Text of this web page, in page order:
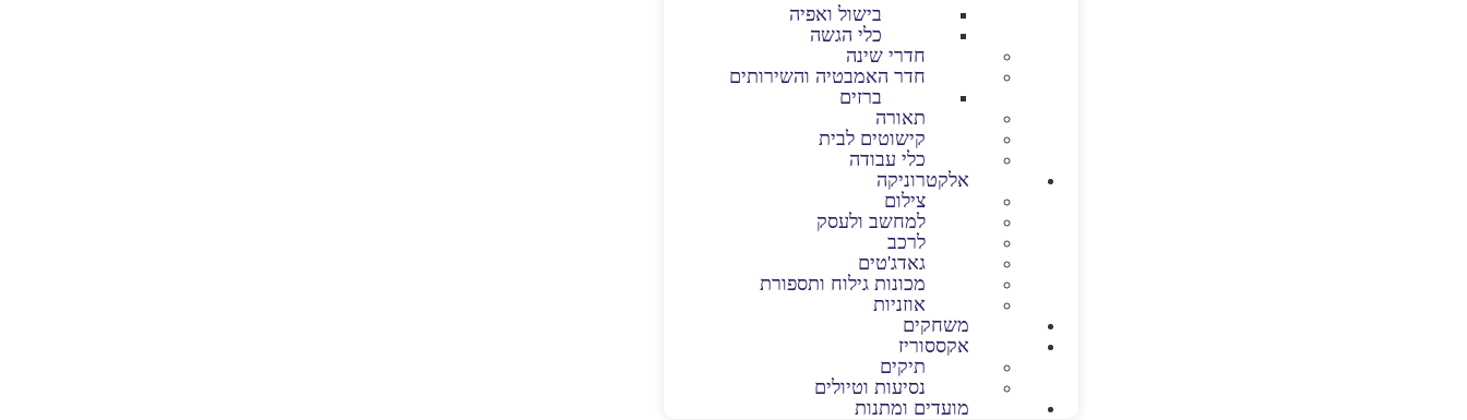
בישול ואפיה
כלי הגשה
חדרי שינה
חדר האמבטיה והשירותים
ברזים
תאורה
קישוטים לבית
כלי עבודה
אלקטרוניקה
צילום
למחשב ולעסק
לרכב
גאדג'טים
מכונות גילוח ותספורת
אוזניות
משחקים
אקססוריז
תיקים
נסיעות וטיולים
מועדים ומתנות